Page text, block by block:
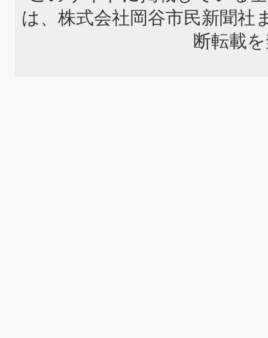
は、株式会社岡谷市民新聞社
断転載